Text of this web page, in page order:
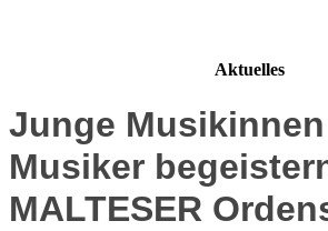
Aktuelles
Junge
Musiker
MALTESER